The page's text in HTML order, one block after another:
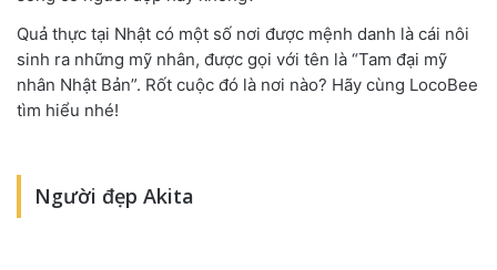
Quả thực tại Nhật có một số nơi được mệnh danh là cái nôi
sinh ra những mỹ nhân, được gọi với tên là “Tam đại mỹ
nhân Nhật Bản”. Rốt cuộc đó là nơi nào? Hãy cùng LocoBee
tìm hiểu nhé!
Người đẹp Akita